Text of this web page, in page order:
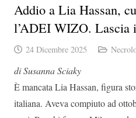
Addio a Lia Hassan,
l’ADEI WIZO. Lascia
24 Dicembre 2025
di Susanna Sciaky
È mancata Lia Hassan, figura
italiana. Aveva compiuto ad